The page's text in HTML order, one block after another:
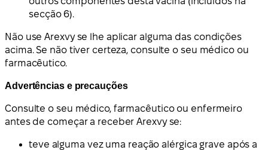
secção 6).
Não use Arexvy se lhe aplicar alguma das condições
acima. Se não tiver certeza, consulte o seu médico ou
farmacêutico.
Advertências e precauções
Consulte o seu médico, farmacêutico ou enfermeiro
antes de começar a receber Arexvy se:
teve alguma vez uma reação alérgica grave após a